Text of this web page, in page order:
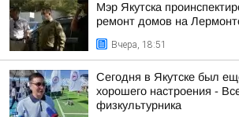
Мэр Якутска
ремонт домов на
Вчера, 18:51
Сегодня в Якутске был
хорошего настроения -
физкультурника